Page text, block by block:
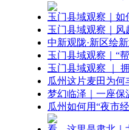
玉门县域观察｜如
玉门县域观察｜
中新观陇·新区绘
玉门县域观察｜“
玉门县域观察 ｜
瓜州这片麦田为何
梦幻临泽｜一座保
瓜州如何用“夜市